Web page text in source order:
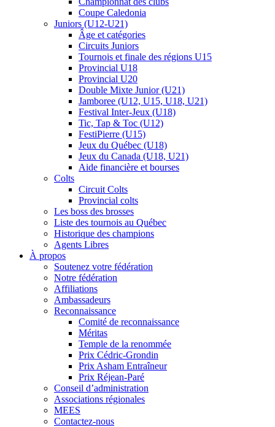
Coupe Caledonia
Juniors (U12-U21)
Âge et catégories
Circuits Juniors
Tournois et finale des régions U15
Provincial U18
Provincial U20
Double Mixte Junior (U21)
Jamboree (U12, U15, U18, U21)
Festival Inter-Jeux (U18)
Tic, Tap & Toc (U12)
FestiPierre (U15)
Jeux du Québec (U18)
Jeux du Canada (U18, U21)
Aide financière et bourses
Colts
Circuit Colts
Provincial colts
Les boss des brosses
Liste des tournois au Québec
Historique des champions
Agents Libres
À propos
Soutenez votre fédération
Notre fédération
Affiliations
Ambassadeurs
Reconnaissance
Comité de reconnaissance
Méritas
Temple de la renommée
Prix Cédric-Grondin
Prix Asham Entraîneur
Prix Réjean-Paré
Conseil d’administration
Associations régionales
MEES
Contactez-nous